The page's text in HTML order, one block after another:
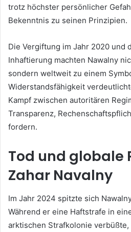
trotz höchster persönlicher
Bekenntnis zu seinen Prinzipien.
Die Vergiftung im Jahr 2020 und
Inhaftierung machten Nawalny
sondern weltweit zu einem
Widerstandsfähigkeit
Kampf zwischen autoritären
Transparenz,
fordern.
Tod und globale
Zahar Navalny
Im Jahr 2024 spitzte sich
Während er eine Haftstrafe in
arktischen Strafkolonie verbüßte,